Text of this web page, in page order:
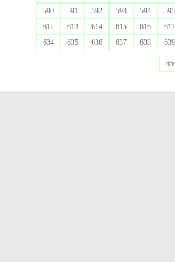
590
591 592 593 594 595
612
613 614 615 616 617
634
635 636 637 638 639